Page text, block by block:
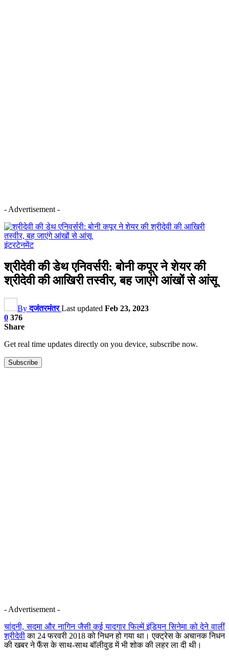
- Advertisement -
इंटरटेनमेंट
श्रीदेवी की डेथ एनिवर्सरी: बोनी कपूर ने शेयर की
श्रीदेवी की आखिरी तस्वीर, बह जाएंगे आंखों से आंसू
Byदजंतरमंतर Last updated Feb 23, 2023
0 376
Share
Get real time updates directly on you device, subscribe now.
Subscribe
- Advertisement -
चांदनी, सदमा और नागिन जैसी कई यादगार फिल्में इंडियन सिनेमा को देने वालीं
श्रीदेवीका 24 फरवरी 2018 को निधन हो गया था। एक्ट्रेस के अचानक निधन
की खबर ने फैंस के साथ-साथ बॉलीवुड में भी शोक की लहर ला दी थी।